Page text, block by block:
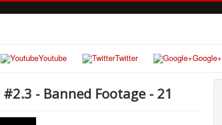
Youtube Twitter Google+
- Banned Footage - 21